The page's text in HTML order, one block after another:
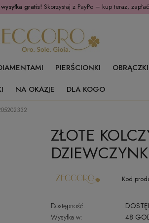
gratis! Skorzystaj z PayPo – kup teraz,
PIERŚCIONKI OBRĄCZKI
NA OKAZJE DLA KOGO
ZŁOTE
Kod
Dostępność:
Wysyłka w:
48